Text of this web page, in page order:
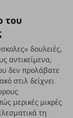
του
δουλειές,
αντικείμενα,
δεν προλάβατε
στιλ δείχνει
μερικές μικρές
τη